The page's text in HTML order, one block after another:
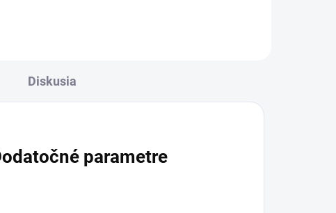
Diskusia
parametre